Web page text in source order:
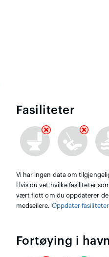
Fasiliteter
Vi har ingen data om
Hvis du vet hvilke fasiliteter
vært flott om du oppdaterer
medseilere. Oppdater fasiliteter
Fortøying i